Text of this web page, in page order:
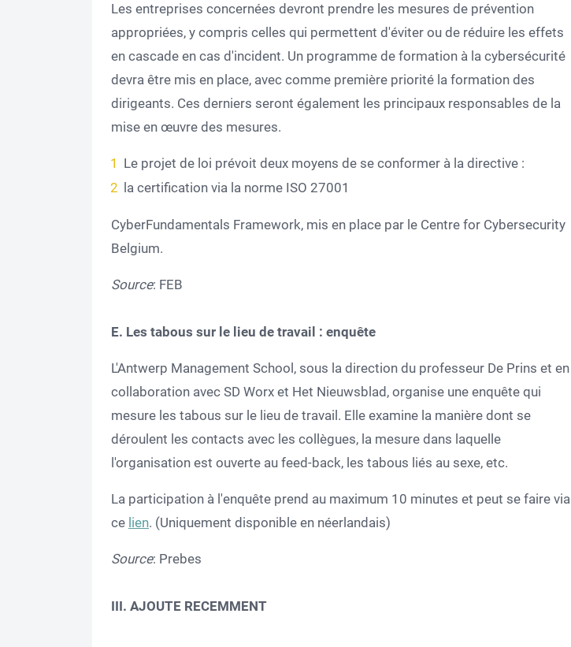
Les entreprises concernées devront prendre les mesures de prévention
appropriées, y compris celles qui permettent d'éviter ou de réduire les effets
en cascade en cas d'incident. Un programme de formation à la cybersécurité
devra être mis en place, avec comme première priorité la formation des
dirigeants. Ces derniers seront également les principaux responsables de la
mise en œuvre des mesures.
Le projet de loi prévoit deux moyens de se conformer à la directive :
la certification via la norme ISO 27001
CyberFundamentals Framework, mis en place par le Centre for Cybersecurity
Belgium.
Source: FEB
E. Les tabous sur le lieu de travail : enquête
L'Antwerp Management School, sous la direction du professeur De Prins et en
collaboration avec SD Worx et Het Nieuwsblad, organise une enquête qui
mesure les tabous sur le lieu de travail. Elle examine la manière dont se
déroulent les contacts avec les collègues, la mesure dans laquelle
l'organisation est ouverte au feed-back, les tabous liés au sexe, etc.
La participation à l'enquête prend au maximum 10 minutes et peut se faire via
ce lien. (Uniquement disponible en néerlandais)
Source: Prebes
III. AJOUTE RECEMMENT